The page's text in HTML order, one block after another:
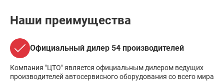
Наши преимущества
Официальный дилер 54 производителей
Компания "ЦТО" является официальным дилером ведущих
производителей автосервисного оборудования со всего мира